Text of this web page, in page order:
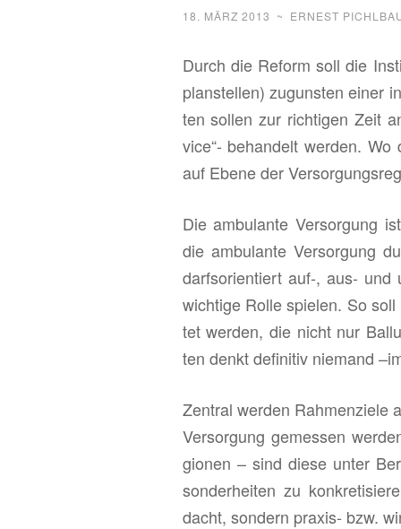
18. MÄRZ 2013 ~ ERNEST
Durch die Re­form soll die
plan­stel­len) zu­guns­ten einer
ten sol­len zur rich­ti­gen Zeit
vice“- be­han­delt wer­den.
auf Ebene der
Die am­bu­lan­te Ver­sor­gung
die am­bu­lan­te Ver­sor­gung
darfs­ori­en­tiert auf-, aus- und
wich­ti­ge Rolle spie­len. So
tet wer­den, die nicht nur
ten denkt de­fi­ni­tiv nie­mand
Zen­tral wer­den Rah­men­zie­le
Ver­sor­gung ge­mes­sen
gio­nen – sind diese unter
son­der­hei­ten zu
dacht, son­dern pra­xis- bzw.